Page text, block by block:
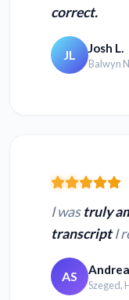
correct.
JL Josh L.
Balwyn
I wastruly
transcriptI
AS
Szeged,